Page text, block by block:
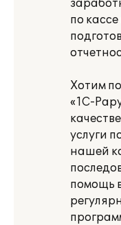
по
Хотим
«1С-
услуги
нашей
помощь